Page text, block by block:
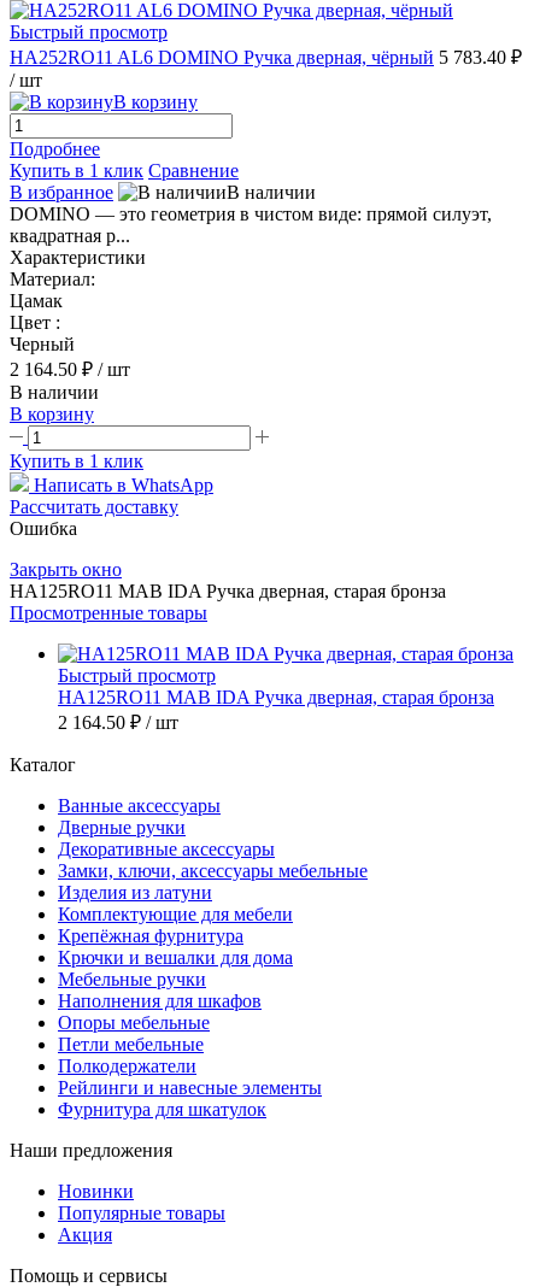
Быстрый просмотр
HA252RO11 AL6 DOMINO Ручка дверная, чёрный 5 783.40 ₽
/ шт
В корзину
Подробнее
Купить в 1 клик Сравнение
В избранное
В наличии
DOMINO — это геометрия в чистом виде: прямой силуэт,
квадратная р...
Характеристики
Материал:
Цамак
Цвет :
Черный
2 164.50 ₽ / шт
В наличии
В корзину
Купить в 1 клик
Написать в WhatsApp
Рассчитать доставку
Ошибка
Закрыть окно
HA125RO11 MAB IDA Ручка дверная, старая бронза
Просмотренные товары
Быстрый просмотр
HA125RO11 MAB IDA Ручка дверная, старая бронза
2 164.50 ₽ / шт
Каталог
Ванные аксессуары
Дверные ручки
Декоративные аксессуары
Замки, ключи, аксессуары мебельные
Изделия из латуни
Комплектующие для мебели
Крепёжная фурнитура
Крючки и вешалки для дома
Мебельные ручки
Наполнения для шкафов
Опоры мебельные
Петли мебельные
Полкодержатели
Рейлинги и навесные элементы
Фурнитура для шкатулок
Наши предложения
Новинки
Популярные товары
Акция
Помощь и сервисы